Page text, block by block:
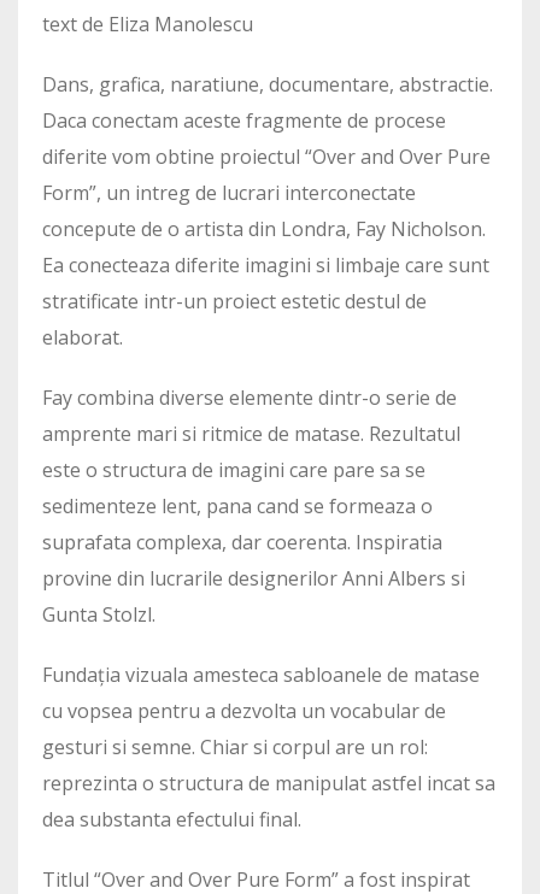
text de Eliza Manolescu
Dans, grafica, naratiune, documentare, abstractie.
Daca conectam aceste fragmente de procese
diferite vom obtine proiectul “Over and Over Pure
Form”, un intreg de lucrari interconectate
concepute de o artista din Londra, Fay Nicholson.
Ea conecteaza diferite imagini si limbaje care sunt
stratificate intr-un proiect estetic destul de
elaborat.
Fay combina diverse elemente dintr-o serie de
amprente mari si ritmice de matase. Rezultatul
este o structura de imagini care pare sa se
sedimenteze lent, pana cand se formeaza o
suprafata complexa, dar coerenta. Inspiratia
provine din lucrarile designerilor Anni Albers si
Gunta Stolzl.
Fundația vizuala amesteca sabloanele de matase
cu vopsea pentru a dezvolta un vocabular de
gesturi si semne. Chiar si corpul are un rol:
reprezinta o structura de manipulat astfel incat sa
dea substanta efectului final.
Titlul “Over and Over Pure Form” a fost inspirat